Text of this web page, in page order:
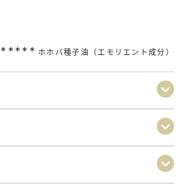
∗∗∗∗∗ ホホバ種子油（エモリエント成分）